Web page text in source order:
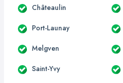
Châteaulin
Port-Launay
Melgven
Saint-Yvy